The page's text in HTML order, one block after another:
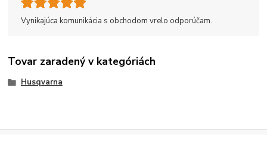
Vynikajúca komunikácia s obchodom vrelo odporúčam.
Tovar zaradený v kategóriách
Husqvarna